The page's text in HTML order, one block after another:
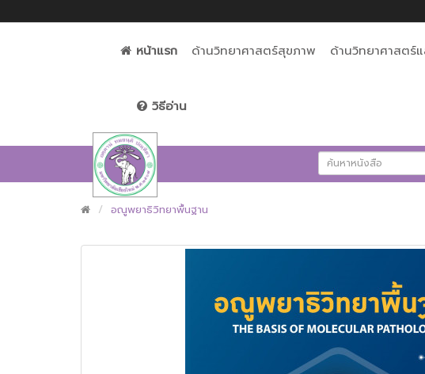
หน้าแรก ด้านวิทยาศาสตร์สุขภาพ ด้านวิทยาศาสตร์แ
วิธีอ่าน
อณูพยาธิวิทยาพื้นฐาน